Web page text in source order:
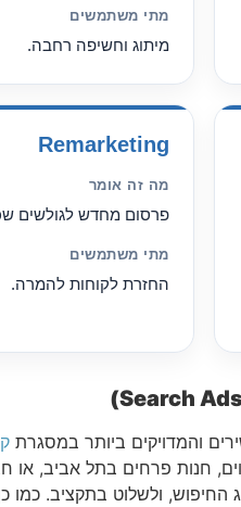
מתי משתמשים
מיתוג וחשיפה רחבה.
Remarketing
מה זה אומר
פרסום מחדש לגולשים
מתי משתמשים
החזרת לקוחות להמרה.
והמדויקים ביותר במסגרת
חנות פרחים בתל אביב, או
החיפוש, ולשלוט בתקציב.